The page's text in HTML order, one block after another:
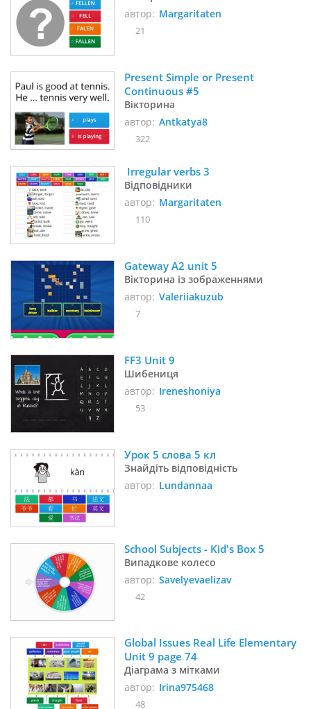
автор: Margaritaten
21
Present Simple or Present
Continuous #5
Вікторина
автор: Antkatya8
322
Irregular verbs 3
Відповідники
автор: Margaritaten
110
Gateway A2 unit 5
Вікторина із зображеннями
автор: Valeriiakuzub
7
FF3 Unit 9
Шибениця
автор: Ireneshoniya
53
Урок 5 слова 5 кл
Знайдіть відповідність
автор: Lundannaa
School Subjects - Kid's Box 5
Випадкове колесо
автор: Savelyevaelizav
42
Global Issues Real Life Elementary
Діаграма з мітками
автор: Irina975468
48